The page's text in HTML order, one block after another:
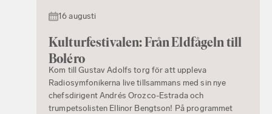
16 augusti
Kulturfestivalen: Från Eldfågeln till
Boléro
Kom till Gustav Adolfs torg för att uppleva
Radiosymfonikerna live tillsammans med sin nye
chefsdirigent Andrés Orozco-Estrada och
trumpetsolisten Ellinor Bengtson! På programmet